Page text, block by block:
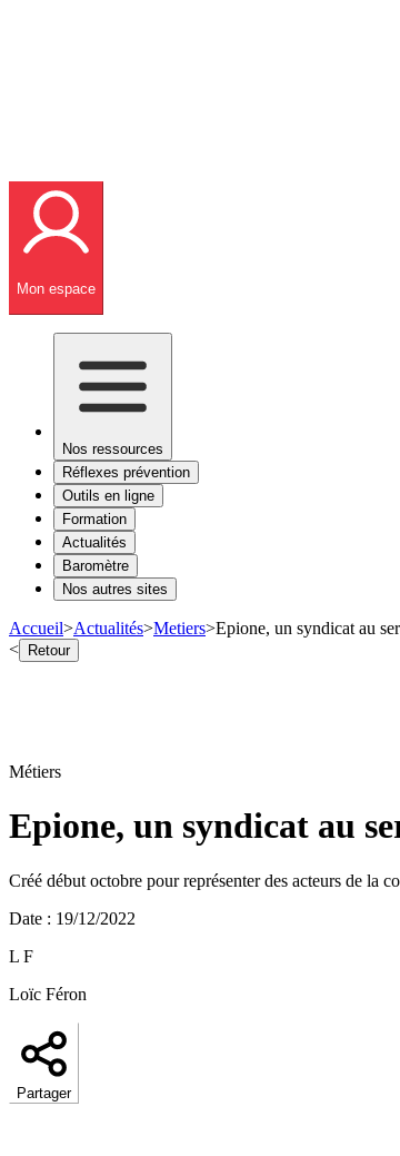
Mon espace
Nos ressources
Réflexes prévention
Outils en ligne
Formation
Actualités
Baromètre
Nos autres sites
Accueil>Actualités>Metiers>Epione, un syndicat au
< Retour
Métiers
Epione, un syndicat au
Créé début octobre pour représenter des acteurs de la
Date : 19/12/2022
L F
Loïc Féron
Partager